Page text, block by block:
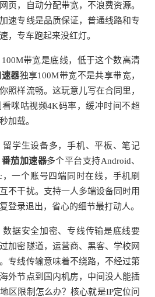
页，自动分配带宽，不浪费资源。
速专线是品质保证，普通线路和专
，专车跑起来没红灯。
带宽是底线，低于这个数高清
器独享100M带宽不是共享带宽，
照样流畅。这玩意儿写在合同里，
咪咕视频4K码率，缓冲时间不超
加载。
学生设备多，手机、平板、笔记
番茄加速器多个平台支持Android、
，一个账号四端同时在线，手机刷
不干扰。支持一人多端设备同时用
登录退出，省心的细节最打动人。
据安全加密、专线传输是底线要
加密隧道，运营商、黑客、学校网
专线传输意味着不绕路，不经过第
外节点到国内机房，中间没人能插
区限制怎么办？核心就是IP定位问